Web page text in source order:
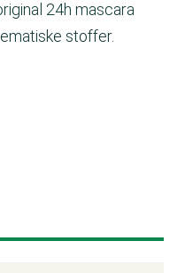
24h mascara
stoffer.